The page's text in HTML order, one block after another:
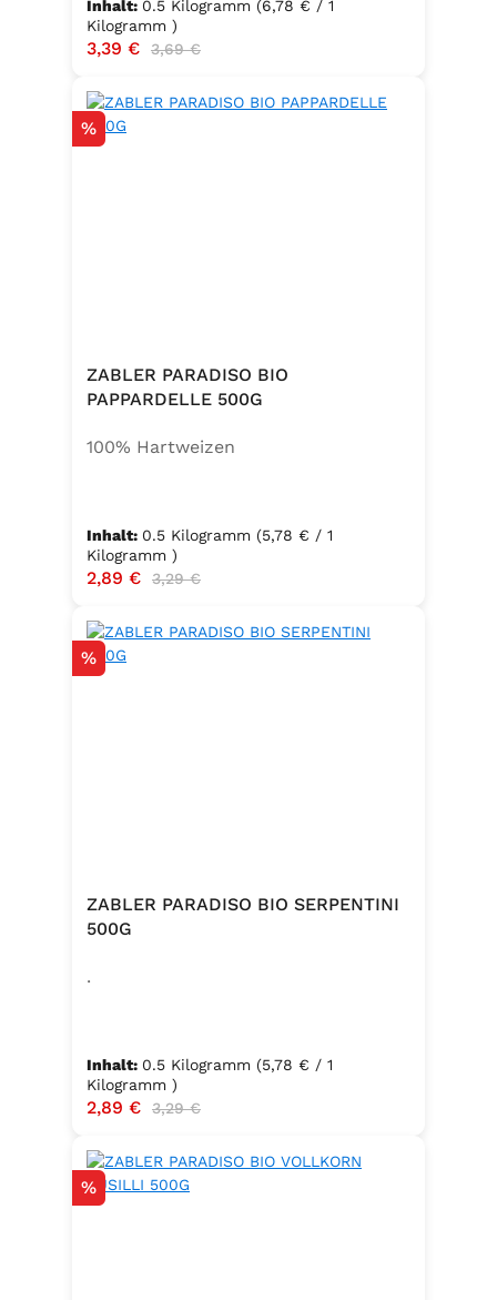
Inhalt: 0.5 Kilogramm (6,78 € / 1
Kilogramm )
Verkaufspreis:
3,39 € Regulärer Preis:
3,69 €
Rabatt
%
ZABLER PARADISO BIO
PAPPARDELLE 500G
100% Hartweizen
Inhalt: 0.5 Kilogramm (5,78 € / 1
Kilogramm )
Verkaufspreis:
2,89 € Regulärer Preis:
3,29 €
Rabatt
%
ZABLER PARADISO BIO SERPENTINI
500G
.
Inhalt: 0.5 Kilogramm (5,78 € / 1
Kilogramm )
Verkaufspreis:
2,89 € Regulärer Preis:
3,29 €
Rabatt
%